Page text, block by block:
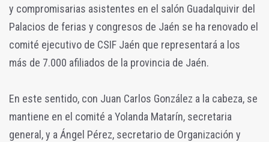
y compromisarias asistentes en el salón Guadalquivir del
Palacios de ferias y congresos de Jaén se ha renovado el
comité ejecutivo de CSIF Jaén que representará a los
más de 7.000 afiliados de la provincia de Jaén.
En este sentido, con Juan Carlos González a la cabeza, se
mantiene en el comité a Yolanda Matarín, secretaria
general, y a Ángel Pérez, secretario de Organización y